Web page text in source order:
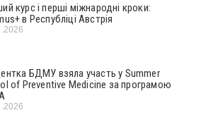
курс і перші міжнародні кроки:
в Республіці Австрія
БДМУ взяла участь у Summer
of Preventive Medicine за програмою